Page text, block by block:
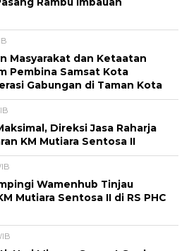
Masyarakat dan Ketaatan
Pembina Samsat Kota
Gabungan di Taman Kota
Direksi Jasa Raharja
KM Mutiara Sentosa II
Wamenhub Tinjau
Mutiara Sentosa II di RS PHC